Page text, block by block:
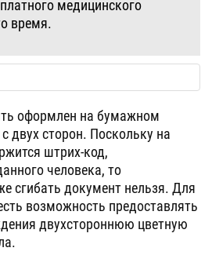
медицинского
время.
оформлен на бумажном
двух сторон. Поскольку на
штрих-код,
человека, то
сгибать документ нельзя. Для
возможность предоставлять
двухстороннюю цветную